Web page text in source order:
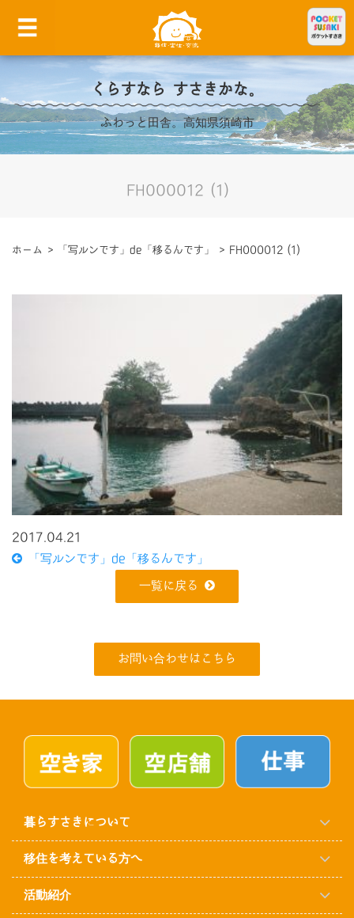
くらすなら すさきかな。
ふわっと田舎。高知県須崎市
FH000012 (1)
ホーム > 「写ルンです」de「移るんです」 > FH000012 (1)
2017.04.21
「写ルンです」de「移るんです」
一覧に戻る
お問い合わせはこちら
暮らすさきについて
移住を考えている方へ
活動紹介